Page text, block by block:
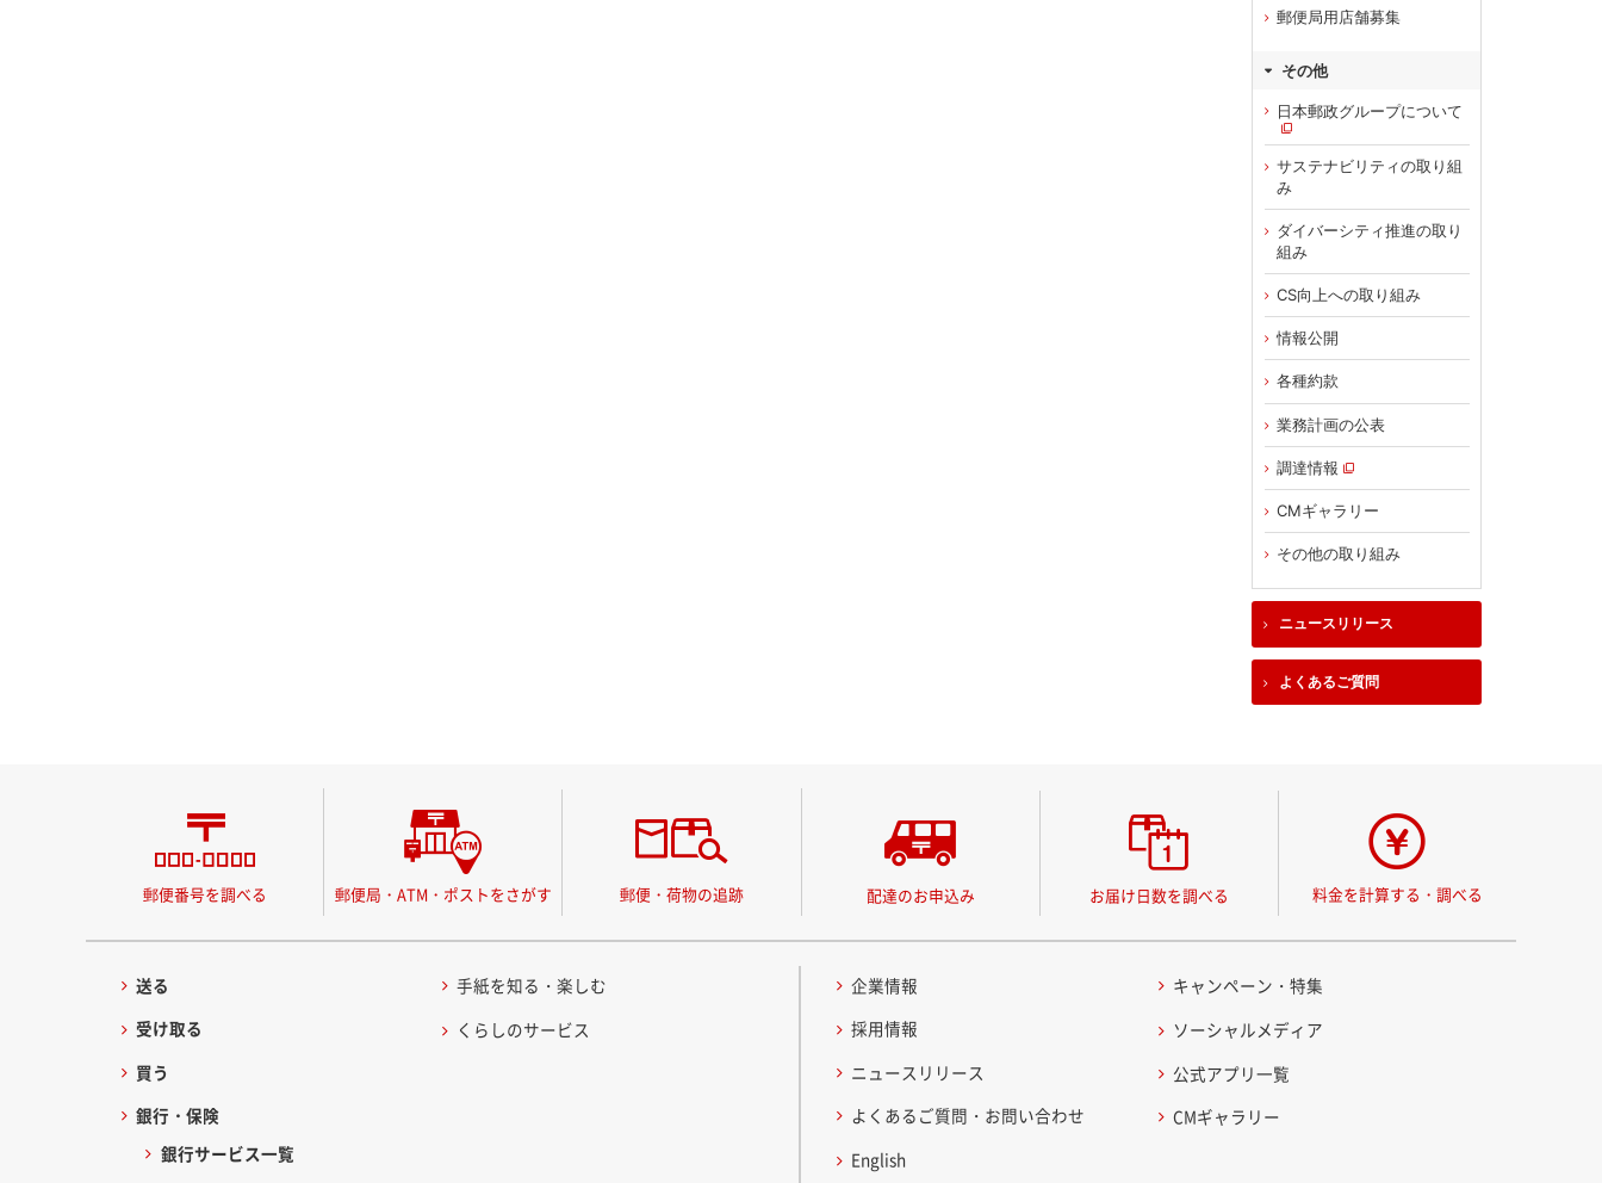
郵便局用店舗募集
その他
日本郵政グループについて
サステナビリティの取り組
み
ダイバーシティ推進の取り
組み
CS向上への取り組み
情報公開
各種約款
業務計画の公表
調達情報
CMギャラリー
その他の取り組み
ニュースリリース
よくあるご質問
郵便番号を調べる 郵便局・ATM・ポストをさがす 郵便・荷物の追跡 配達のお申込み お届け日数を調べる 料金を計算する・調べる
送る
受け取る
買う
銀行・保険
銀行サービス一覧
手紙を知る・楽しむ
くらしのサービス
企業情報
採用情報
ニュースリリース
よくあるご質問・お問い合わせ
English
キャンペーン・特集
ソーシャルメディア
公式アプリ一覧
CMギャラリー